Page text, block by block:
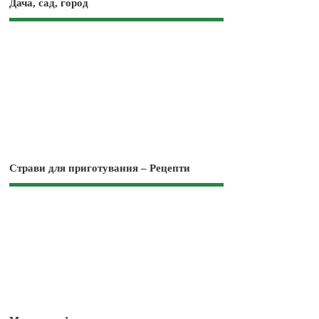
Дача, сад, город
Страви для приготування – Рецепти